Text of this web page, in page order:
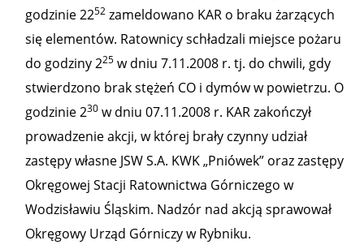
godzinie 2252 zameldowano KAR o braku żarzących
się elementów. Ratownicy schładzali miejsce pożaru
do godziny 225 w dniu 7.11.2008 r. tj. do chwili, gdy
stwierdzono brak stężeń CO i dymów w powietrzu. O
godzinie 230 w dniu 07.11.2008 r. KAR zakończył
prowadzenie akcji, w której brały czynny udział
zastępy własne JSW S.A. KWK „Pniówek” oraz zastępy
Okręgowej Stacji Ratownictwa Górniczego w
Wodzisławiu Śląskim. Nadzór nad akcją sprawował
Okręgowy Urząd Górniczy w Rybniku.